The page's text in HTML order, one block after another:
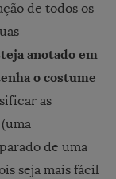
de todos os
anotado em
o costume
as
de uma
seja mais fácil